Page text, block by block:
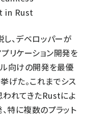
in Rust
、デベロッパーが
リケーション開発を
ル向けの開発を最優
げた。これまでシス
われてきたRustによ
特に複数のプラット